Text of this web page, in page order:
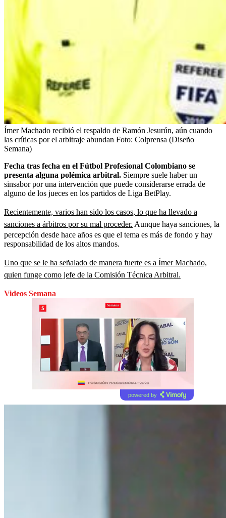
Ímer Machado recibió el respaldo de Ramón Jesurún, aún cuando
las críticas por el arbitraje abundan Foto: Colprensa (Diseño
Semana)
Fecha tras fecha en el Fútbol Profesional Colombiano se
presenta alguna polémica arbitral. Siempre suele haber un
sinsabor por una intervención que puede considerarse errada de
alguno de los jueces en los partidos de Liga BetPlay.
Recientemente, varios han sido los casos, lo que ha llevado a
sanciones a árbitros por su mal proceder. Aunque haya sanciones, la
percepción desde hace años es que el tema es más de fondo y hay
responsabilidad de los altos mandos.
Uno que se le ha señalado de manera fuerte es a Ímer Machado,
quien funge como jefe de la Comisión Técnica Arbitral.
Videos Semana
powered by